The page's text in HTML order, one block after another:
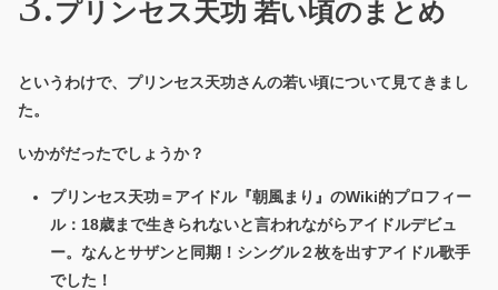
プリンセス天功 若い頃のまとめ
というわけで、プリンセス天功さんの若い頃について見てきまし
た。
いかがだったでしょうか？
プリンセス天功＝アイドル『朝風まり』のWiki的プロフィー
ル：18歳まで生きられないと言われながらアイドルデビュ
ー。なんとサザンと同期！シングル２枚を出すアイドル歌手
でした！